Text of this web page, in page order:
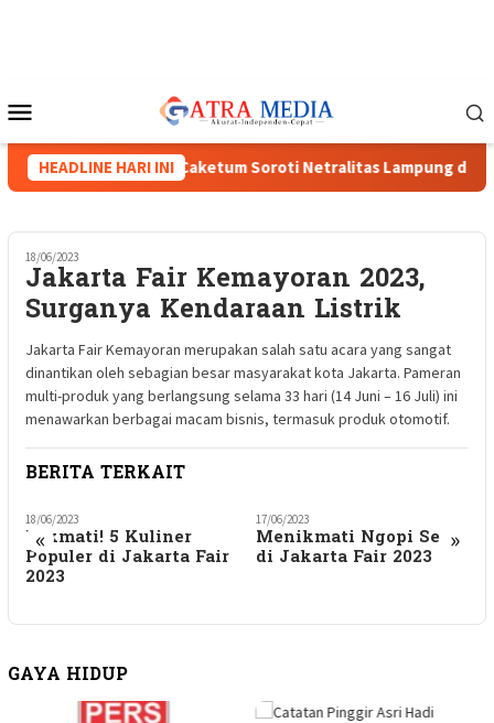
Mobile
HEADLINE HARI INI
Menguat, Tiga Caketum Soroti Netralitas Lampung dan
18/06/2023
Jakarta Fair Kemayoran 2023,
Surganya Kendaraan Listrik
Jakarta Fair Kemayoran merupakan salah satu acara yang sangat
dinantikan oleh sebagian besar masyarakat kota Jakarta. Pameran
multi-produk yang berlangsung selama 33 hari (14 Juni – 16 Juli) ini
menawarkan berbagai macam bisnis, termasuk produk otomotif.
BERITA TERKAIT
« »
17/06/2023
Menikmati Ngopi Seru
di Jakarta Fair 2023
17/06/2023
Promo Super Lengkap
untuk Para Beauty
GAYA HIDUP